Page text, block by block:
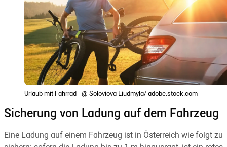
Urlaub mit Fahrrad - @ Soloviova Liudmyla/ adobe.stock.com
Sicherung von Ladung auf dem Fahrzeug
Eine Ladung auf einem Fahrzeug ist in Österreich wie folgt zu